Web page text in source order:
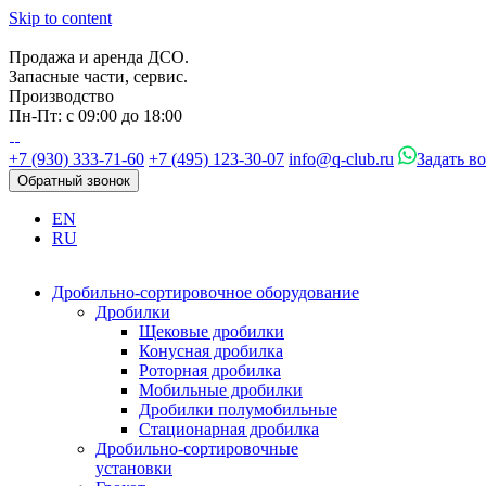
Skip to content
Продажа и аренда ДСО.
Запасные части, сервис.
Производство
Пн-Пт: с 09:00 до 18:00
+7 (930) 333-71-60 +7 (495) 123-30-07 info@q-club.ru Задать
Обратный звонок
EN
RU
Дробильно-сортировочное оборудование
Дробилки
Щековые дробилки
Конусная дробилка
Роторная дробилка
Мобильные дробилки
Дробилки полумобильные
Стационарная дробилка
Дробильно-сортировочные
установки